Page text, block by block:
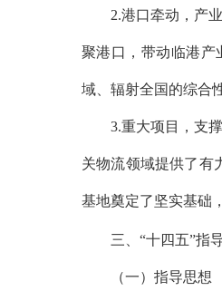
2.港口牵动，产业
聚港口，带动临港产
域、辐射全国的综合
3.重大项目，支撑
关物流领域提供了有
基地奠定了坚实基础
三、 “十四五”指
（一）指导思想